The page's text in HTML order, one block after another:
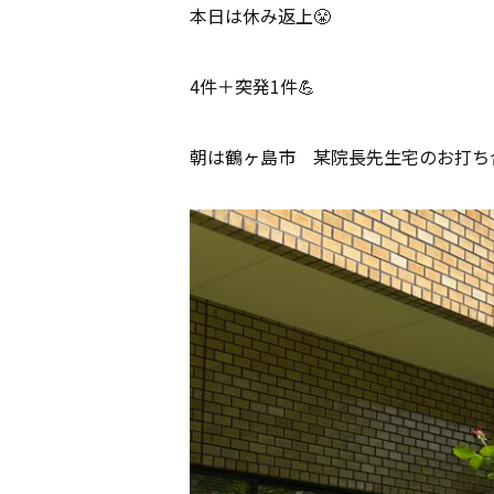
本日は休み返上😤
4件＋突発1件💪
朝は鶴ヶ島市 某院長先生宅のお打